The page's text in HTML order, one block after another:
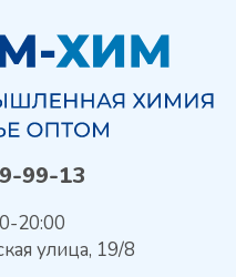
99-13
20:00
улица, 19/8